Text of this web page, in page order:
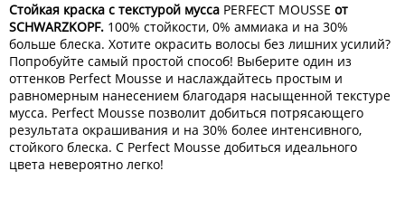
Стойкая краска с текстурой мусса PERFECT MOUSSE от
SCHWARZKOPF. 100% стойкости, 0% аммиака и на 30%
больше блеска. Хотите окрасить волосы без лишних усилий?
Попробуйте самый простой способ! Выберите один из
оттенков Perfect Mousse и наслаждайтесь простым и
равномерным нанесением благодаря насыщенной текстуре
мусса. Perfect Mousse позволит добиться потрясающего
результата окрашивания и на 30% более интенсивного,
стойкого блеска. С Perfect Mousse добиться идеального
цвета невероятно легко!